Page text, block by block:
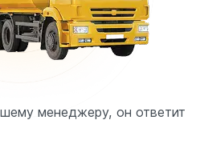
менеджеру, он ответит